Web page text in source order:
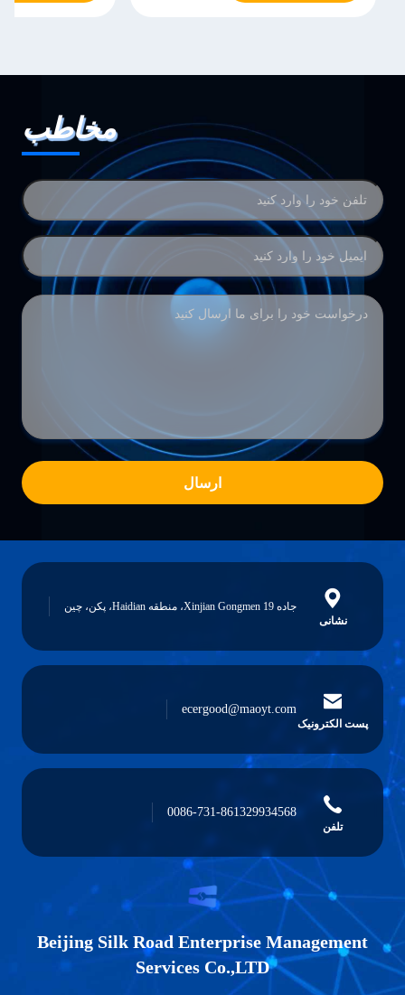
مخاطب
ارسال
نشانی
جاده 19 Xinjian Gongmen، منطقه Haidian، پکن، چین
پست الکترونیک
ecergood@maoyt.com
تلفن
0086-731-861329934568
Beijing Silk Road Enterprise Management
Services Co.,LTD